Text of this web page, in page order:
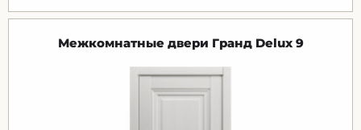
Межкомнатные двери Гранд Delux 9